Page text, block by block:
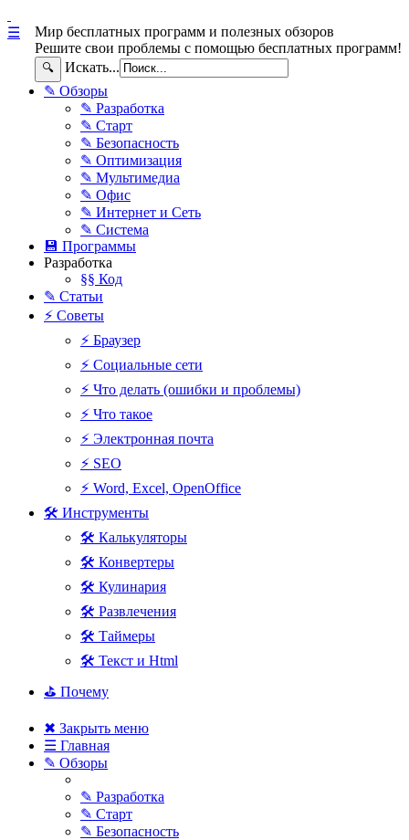
Мир бесплатных программ и полезных обзоров
Решите свои проблемы с помощью бесплатных программ!
🔍 Искать...
☰
✎ Обзоры
✎ Разработка
✎ Старт
✎ Безопасность
✎ Оптимизация
✎ Мультимедиа
✎ Офис
✎ Интернет и Сеть
✎ Система
💾 Программы
Разработка
§§ Код
✎ Статьи
⚡ Советы
⚡ Браузер
⚡ Социальные сети
⚡ Что делать (ошибки и проблемы)
⚡ Что такое
⚡ Электронная почта
⚡ SEO
⚡ Word, Excel, OpenOffice
🛠 Инструменты
🛠 Калькуляторы
🛠 Конвертеры
🛠 Кулинария
🛠 Развлечения
🛠 Таймеры
🛠 Текст и Html
⛳ Почему
✖ Закрыть меню
☰ Главная
✎ Обзоры
✎ Разработка
✎ Старт
✎ Безопасность